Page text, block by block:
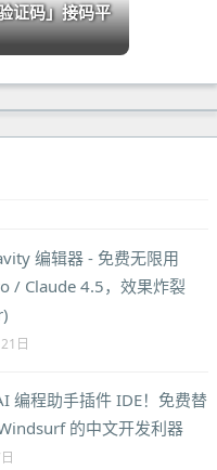
证码」接码平
编辑器 - 免费无限用
/ Claude 4.5，效果炸裂
日
编程助手插件 IDE！免费替
的中文开发利器